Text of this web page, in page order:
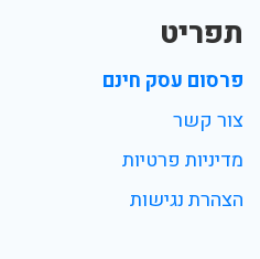
תפריט
פרסום עסק חינם
צור קשר
מדיניות פרטיות
הצהרת נגישות